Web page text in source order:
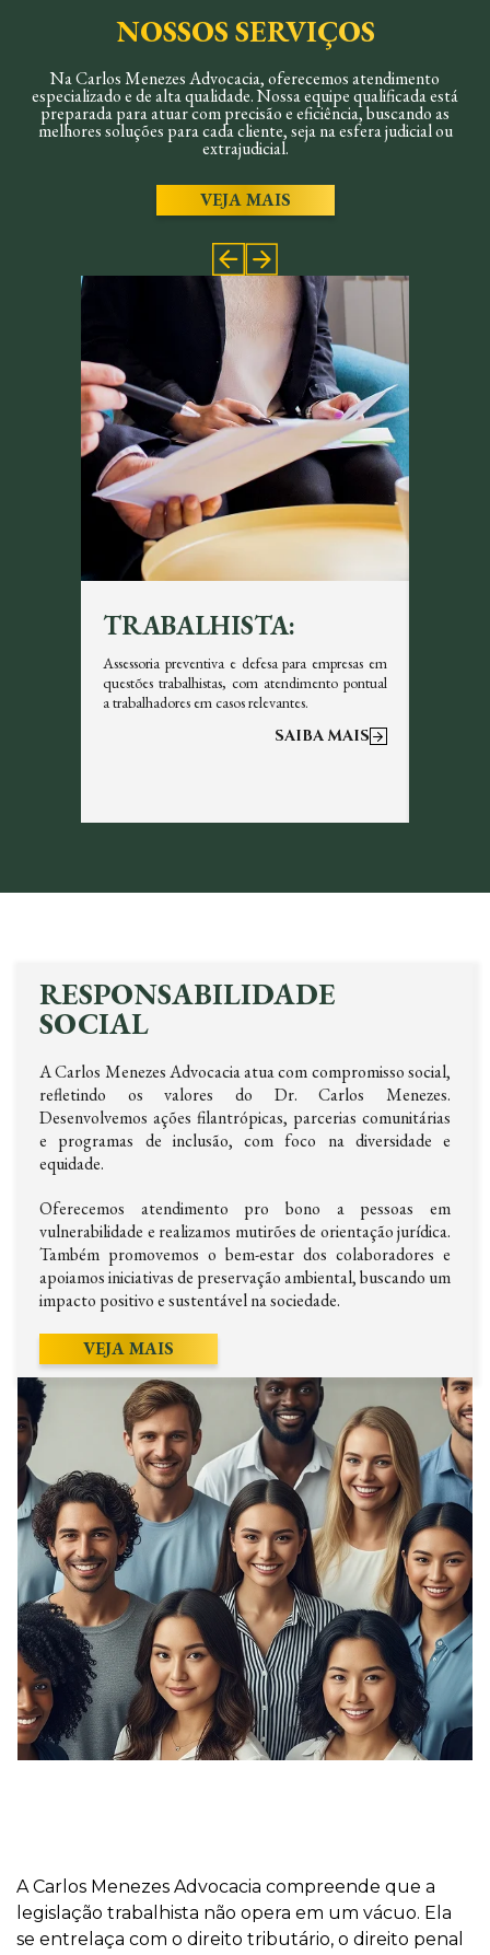
TRABALHISTA:
Assessoria preventiva e defesa para empresas em
questões trabalhistas, com atendimento pontual
a trabalhadores em casos relevantes.
SAIBA MAIS
NOSSOS SERVIÇOS
Na Carlos Menezes Advocacia, oferecemos atendimento
especializado e de alta qualidade. Nossa equipe qualificada está
preparada para atuar com precisão e eficiência, buscando as
melhores soluções para cada cliente, seja na esfera judicial ou
extrajudicial.
VEJA MAIS
RESPONSABILIDADE
SOCIAL
A Carlos Menezes Advocacia atua com compromisso social,
refletindo os valores do Dr. Carlos Menezes.
Desenvolvemos ações filantrópicas, parcerias comunitárias
e programas de inclusão, com foco na diversidade e
equidade.
Oferecemos atendimento pro bono a pessoas em
vulnerabilidade e realizamos mutirões de orientação jurídica.
Também promovemos o bem-estar dos colaboradores e
apoiamos iniciativas de preservação ambiental, buscando um
impacto positivo e sustentável na sociedade.
VEJA MAIS
A Carlos Menezes Advocacia compreende que a
legislação trabalhista não opera em um vácuo. Ela
se entrelaça com o direito tributário, o direito penal